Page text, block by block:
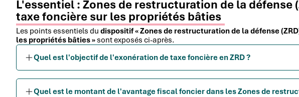
L'essentiel : Zones de restructuration de la défense
taxe foncière sur les propriétés bâties
Les points essentiels du dispositif « Zones de restructuration de la défense
les propriétés bâties » sont exposés ci-après.
Quel est l'objectif de l'exonération de taxe foncière en ZRD ?
Quel est le montant de l'avantage fiscal foncier dans les Zones de